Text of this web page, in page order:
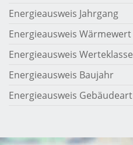
Energieausweis Jahrgang
Energieausweis Wärmewert
Energieausweis Werteklasse
Energieausweis Baujahr
Energieausweis Gebäudeart